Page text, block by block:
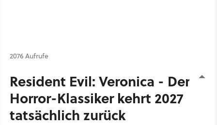
2076 Aufrufe
Resident Evil: Veronica - Der
Horror-Klassiker kehrt 2027
tatsächlich zurück